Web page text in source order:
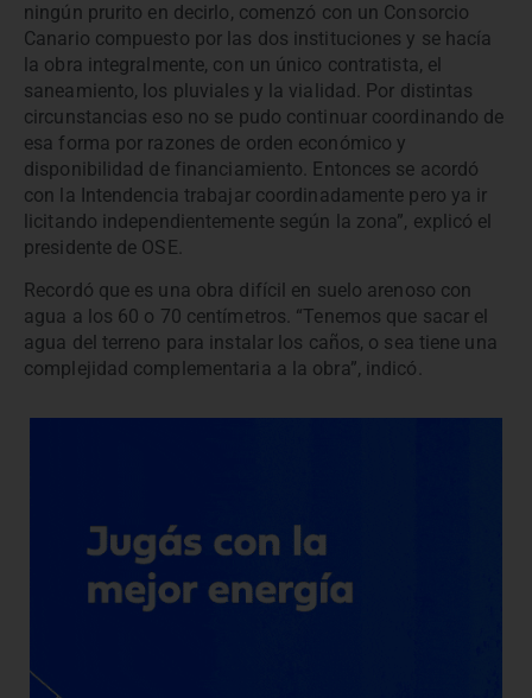
ningún prurito en decirlo, comenzó con un Consorcio
Canario compuesto por las dos instituciones y se hacía
la obra integralmente, con un único contratista, el
saneamiento, los pluviales y la vialidad. Por distintas
circunstancias eso no se pudo continuar coordinando de
esa forma por razones de orden económico y
disponibilidad de financiamiento. Entonces se acordó
con la Intendencia trabajar coordinadamente pero ya ir
licitando independientemente según la zona”, explicó el
presidente de OSE.
Recordó que es una obra difícil en suelo arenoso con
agua a los 60 o 70 centímetros. “Tenemos que sacar el
agua del terreno para instalar los caños, o sea tiene una
complejidad complementaria a la obra”, indicó.